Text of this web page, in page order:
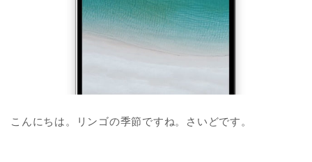
こんにちは。リンゴの季節ですね。さいどです。